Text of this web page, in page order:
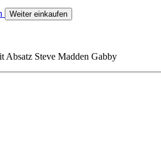
Weiter einkaufen
Absatz Steve Madden Gabby